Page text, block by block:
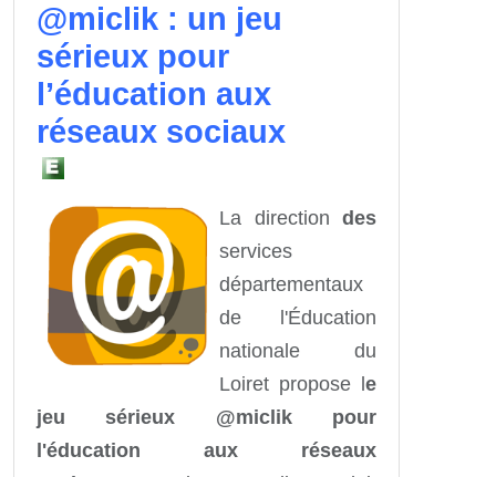
@miclik : un jeu
sérieux pour
l’éducation aux
réseaux sociaux
La direction des
services
départementaux
de l'Éducation
nationale du
Loiret propose l e
jeu sérieux @miclik pour
l'éducation aux réseaux